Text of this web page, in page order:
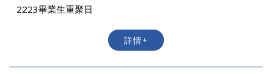
2223畢業生重聚日
詳情+